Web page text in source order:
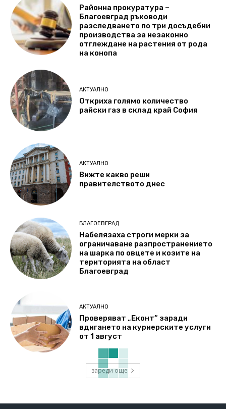
Районна прокуратура –
Благоевград ръководи
разследването по три досъдебни
производства за незаконно
отглеждане на растения от рода
на конопа
АКТУАЛНО
Откриха голямо количество
райски газ в склад край София
АКТУАЛНО
Вижте какво реши
правителството днес
БЛАГОЕВГРАД
Набелязаха строги мерки за
ограничаване разпространението
на шарка по овцете и козите на
територията на област
Благоевград
АКТУАЛНО
Проверяват „Еконт“ заради
вдигането на куриерските услуги
от 1 август
зареди още